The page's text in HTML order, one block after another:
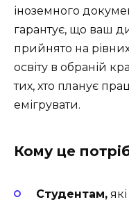
іноземного
гарантує, що ваш
прийнято на
освіту в обраній
тих, хто планує
емігрувати.
Кому це
Студентам,